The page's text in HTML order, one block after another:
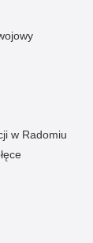
w Radomiu